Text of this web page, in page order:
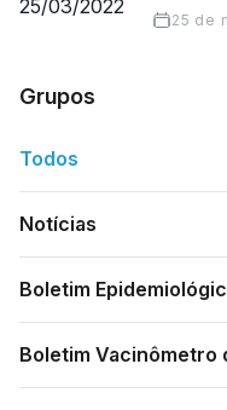
25 de
Grupos
Todos
Notícias
Boletim
Boletim Vacinômetro